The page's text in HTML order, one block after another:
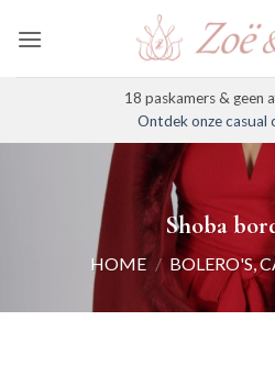
naar
18 paskamers & geen
Ontdek onze casual
Shoba
HOME / BOLERO'S,